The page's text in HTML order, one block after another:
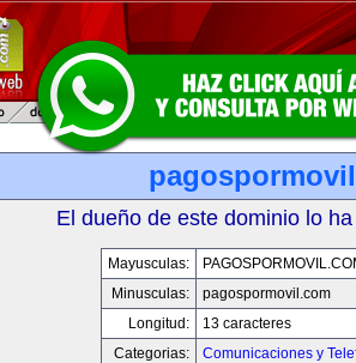
El dueño de este dominio lo
Mayusculas:
Minusculas:
pagospormovil.com
Longitud:
13 caracteres
Categorias:
Comunicaciones y